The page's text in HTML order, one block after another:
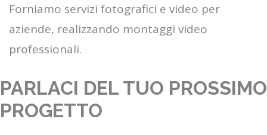
Forniamo servizi fotografici e video per
aziende, realizzando montaggi video
professionali.
PARLACI DEL TUO PROSSIMO
PROGETTO